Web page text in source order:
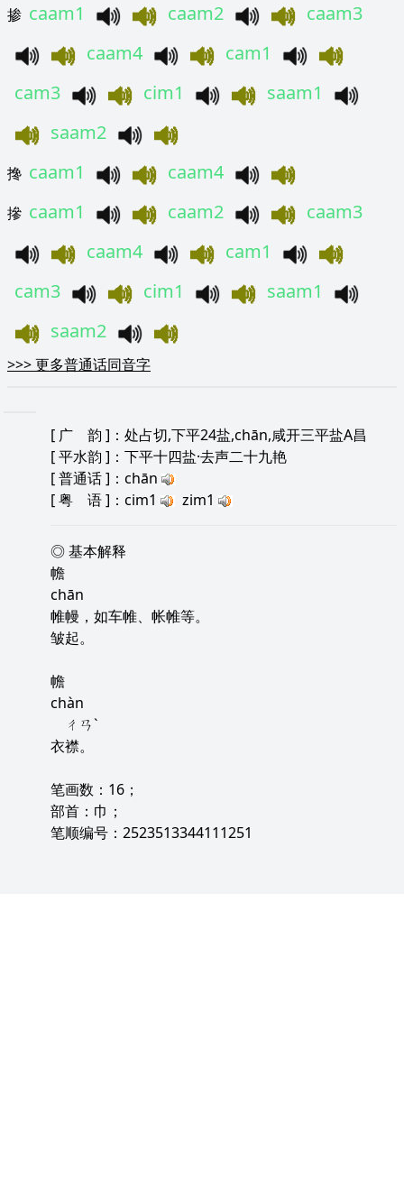
掺 caam1 caam2
caam3
caam4
cam1
cam3
cim1
saam1
saam2
搀 caam1 caam4
摻 caam1 caam2
caam3
caam4
cam1
cam3
cim1
saam1
saam2
>>>更多普通话同音字
[ 广 韵 ]：处占切,下平24盐,chān,咸开三平盐A昌
[平水韵 ]：下平十四盐·去声二十九艳
[普通话]：chān
[粤 语]：cim1 zim1
◎ 基本解释
幨
chān
帷幔，如车帷、帐帷等。
皱起。
幨
chàn
ㄔㄢˋ
衣襟。
笔画数：16；
部首：巾；
笔顺编号：2523513344111251